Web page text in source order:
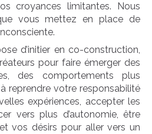
croyances limitantes. Nous
vous mettez en place de
d’initier en co-construction,
pour faire émerger des
des comportements plus
reprendre votre responsabilité
expériences, accepter les
vers plus d’autonomie, être
vos désirs pour aller vers un